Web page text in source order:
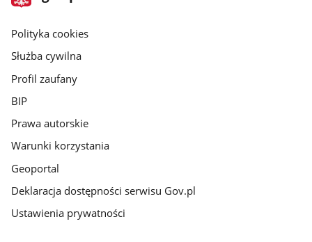
gov.pl
Polityka cookies
Służba cywilna
Profil zaufany
BIP
Prawa autorskie
Warunki korzystania
Geoportal
Deklaracja dostępności serwisu Gov.pl
Ustawienia prywatności